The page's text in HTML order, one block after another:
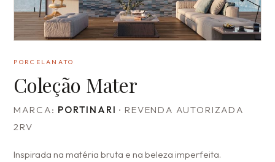
PORCELANATO
Coleção Mater
MARCA: PORTINARI · REVENDA AUTORIZADA
2RV
Inspirada na matéria bruta e na beleza imperfeita.